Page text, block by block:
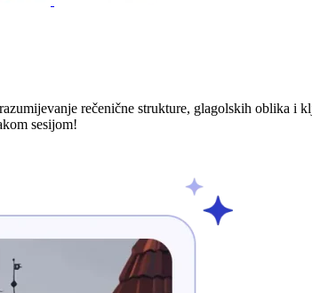
rečenične strukture, glagolskih oblika i
sesijom!